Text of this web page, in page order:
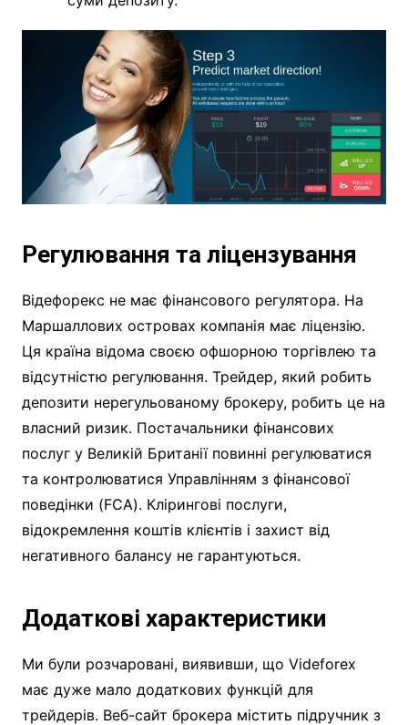
Регулювання та ліцензування
Відефорекс не має фінансового регулятора. На
Маршаллових островах компанія має ліцензію.
Ця країна відома своєю офшорною торгівлею та
відсутністю регулювання. Трейдер, який робить
депозити нерегульованому брокеру, робить це на
власний ризик. Постачальники фінансових
послуг у Великій Британії повинні регулюватися
та контролюватися Управлінням з фінансової
поведінки (FCA). Клірингові послуги,
відокремлення коштів клієнтів і захист від
негативного балансу не гарантуються.
Додаткові характеристики
Ми були розчаровані, виявивши, що Videforex
має дуже мало додаткових функцій для
трейдерів. Веб-сайт брокера містить підручник з